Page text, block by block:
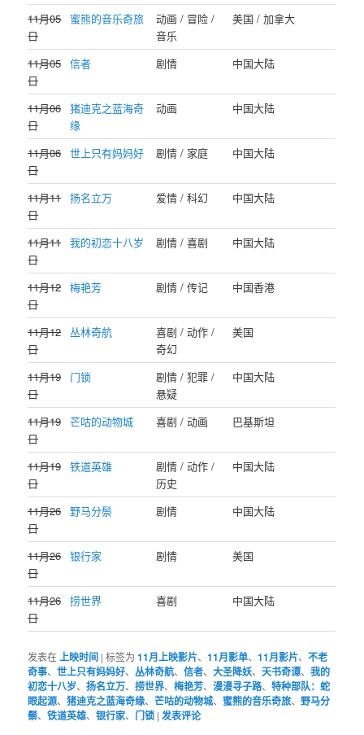
11月05
日
蜜熊的音乐奇旅
动画 / 冒险 /
音乐
美国 / 加拿大
11月05
日
信者 剧情 中国大陆
11月06
日
猪迪克之蓝海奇
缘
动画 中国大陆
11月06
日
世上只有妈妈好 剧情 / 家庭 中国大陆
11月11
日
扬名立万 爱情 / 科幻 中国大陆
11月11
日
我的初恋十八岁 剧情 / 喜剧 中国大陆
11月12
日
梅艳芳 剧情 / 传记 中国香港
11月12
日
丛林奇航
喜剧 / 动作 /
奇幻
美国
11月19
日
门锁
剧情 / 犯罪 /
悬疑
中国大陆
11月19
日
芒咕的动物城 喜剧 / 动画 巴基斯坦
11月19
日
铁道英雄
剧情 / 动作 /
历史
中国大陆
11月26
日
野马分鬃 剧情 中国大陆
11月26
日
银行家 剧情 美国
11月26
日
捞世界 喜剧 中国大陆
发表在上映时间 |标签为 11月上映影片、11月影单、11月影片、不老
奇事、世上只有妈妈好、丛林奇航、信者、大圣降妖、天书奇谭、我的
初恋十八岁、扬名立万、捞世界、梅艳芳、漫漫寻子路、特种部队：蛇
眼起源、猪迪克之蓝海奇缘、芒咕的动物城、蜜熊的音乐奇旅、野马分
鬃、铁道英雄、银行家、 门锁 |发表评论